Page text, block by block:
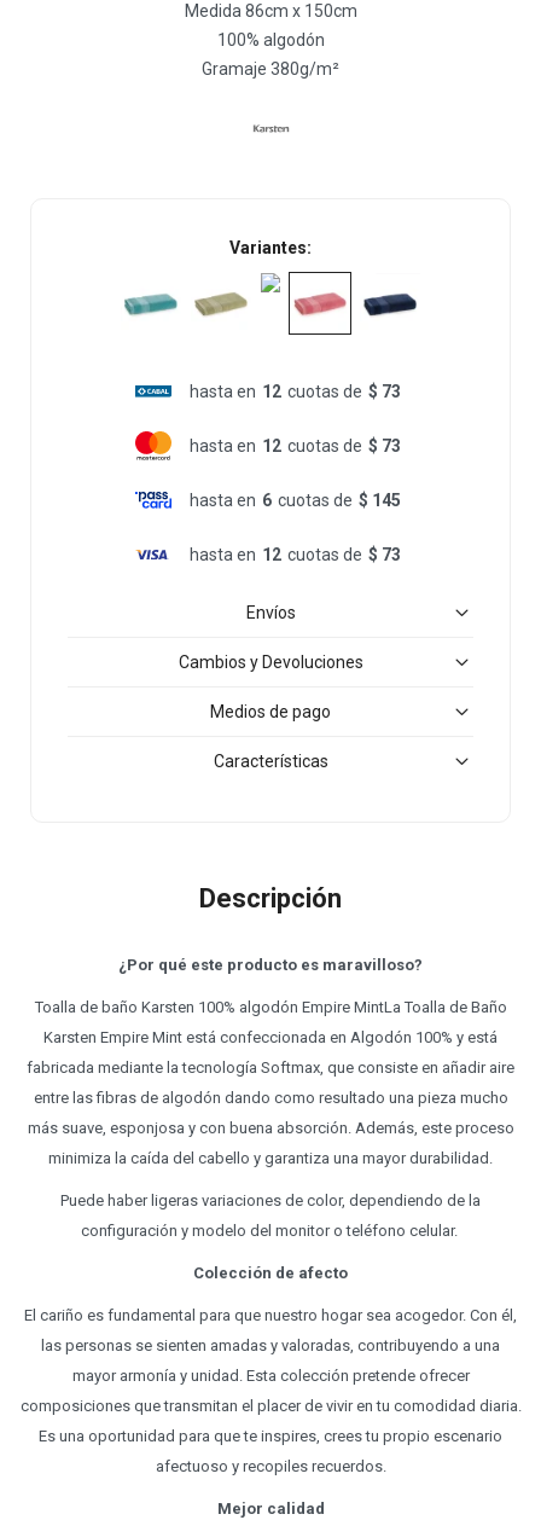
Medida 86cm x 150cm
100% algodón
Gramaje 380g/m²
Variantes:
hasta en 12 cuotas de $ 73
hasta en 12 cuotas de $ 73
hasta en 6 cuotas de $ 145
hasta en 12 cuotas de $ 73
Envíos
Cambios y Devoluciones
Medios de pago
Características
Descripción
¿Por qué este producto es maravilloso?
Toalla de baño Karsten 100% algodón Empire MintLa Toalla de Baño
Karsten Empire Mint está confeccionada en Algodón 100% y está
fabricada mediante la tecnología Softmax, que consiste en añadir aire
entre las fibras de algodón dando como resultado una pieza mucho
más suave, esponjosa y con buena absorción. Además, este proceso
minimiza la caída del cabello y garantiza una mayor durabilidad.
Puede haber ligeras variaciones de color, dependiendo de la
configuración y modelo del monitor o teléfono celular.
Colección de afecto
El cariño es fundamental para que nuestro hogar sea acogedor. Con él,
las personas se sienten amadas y valoradas, contribuyendo a una
mayor armonía y unidad. Esta colección pretende ofrecer
composiciones que transmitan el placer de vivir en tu comodidad diaria.
Es una oportunidad para que te inspires, crees tu propio escenario
afectuoso y recopiles recuerdos.
Mejor calidad